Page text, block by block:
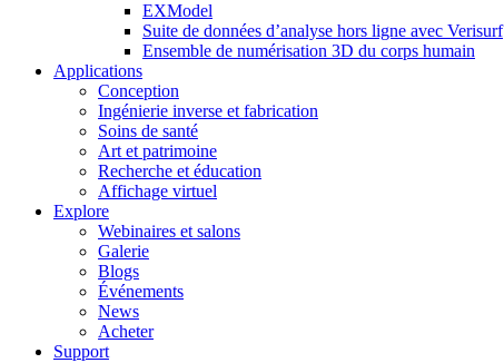
EXModel
Suite de données d’analyse hors ligne avec Verisurf
Ensemble de numérisation 3D du corps humain
Applications
Conception
Ingénierie inverse et fabrication
Soins de santé
Art et patrimoine
Recherche et éducation
Affichage virtuel
Explore
Webinaires et salons
Galerie
Blogs
Événements
News
Acheter
Support